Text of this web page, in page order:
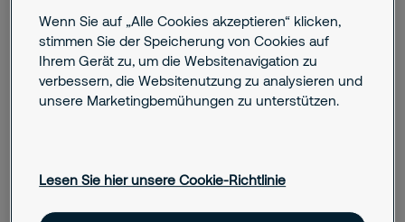
December 12, 2025
Ein Besuch im Securitas Experience Center:
Sicherheit zum Anfassen
April 01, 2025
Wenn Sie auf „Alle Cookies akzeptieren“ klicken,
stimmen Sie der Speicherung von Cookies auf
Ihrem Gerät zu, um die Websitenavigation zu
verbessern, die Websitenutzung zu analysieren und
unsere Marketingbemühungen zu unterstützen.
Lesen Sie hier unsere Cookie-Richtlinie